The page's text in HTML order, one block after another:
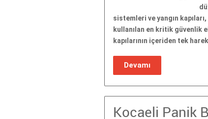
sistemleri ve yangın
kullanılan en kritik güvenlik
kapılarının içeriden tek
Devamı
Kocaeli Panik